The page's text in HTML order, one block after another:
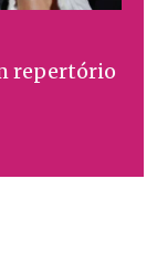
repertório